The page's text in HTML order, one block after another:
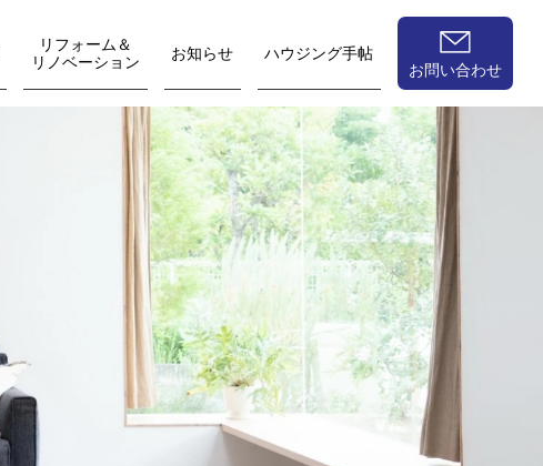
リフォーム＆
リノベーション
お知らせ
ハウジング手帖
お問い合わせ